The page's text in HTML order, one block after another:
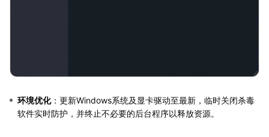
环境优化：更新Windows系统及显卡驱动至最新，临时关闭杀毒
软件实时防护，并终止不必要的后台程序以释放资源。